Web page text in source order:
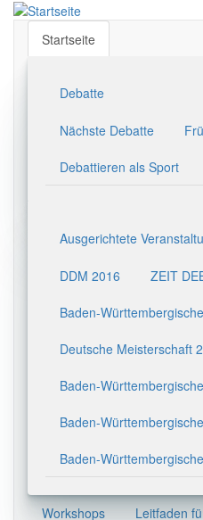
Direkt
Startseite
Debatte
Nächste Debatte
Debattieren als Sport
Ausgerichtete
DDM 2016 ZEIT
Baden-
Deutsche Meisterschaft
Baden-
Baden-
Baden-
Workshops Leitfaden